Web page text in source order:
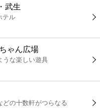
武生
テル
ゃん広場
うな楽しい遊具
どの十数軒がつらなる